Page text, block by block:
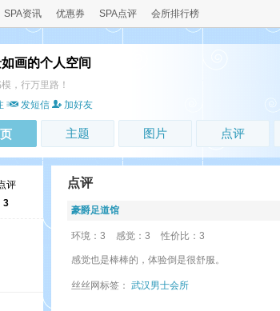
SPA资讯 优惠券 SPA点评 会所排行榜
画的个人空间
，行万里路！
发短信 加好友
主题 图片 点评
评
3
点评
豪爵足道馆
环境：3 感觉：3 性价比：3
感觉也是棒棒的，体验倒是很舒服。
丝丝网标签： 武汉男士会所